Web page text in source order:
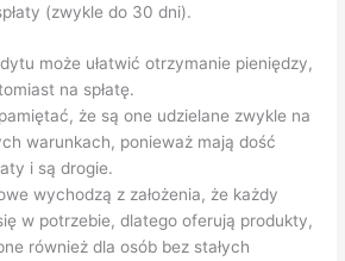
(zwykle do 30 dni).
może ułatwić otrzymanie pieniędzy,
na spłatę.
że są one udzielane zwykle na
warunkach, ponieważ mają dość
i są drogie.
wychodzą z założenia, że każdy
w potrzebie, dlatego oferują produkty,
również dla osób bez stałych